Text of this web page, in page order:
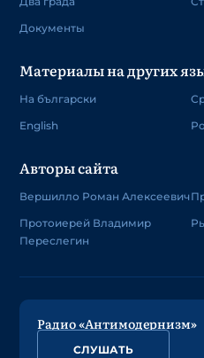
Документы
Материалы на других
На български
English
Авторы сайта
Вершилло Роман Алексеевич
Протоиерей Владимир
Переслегин
Радио «Антимодернизм»
СЛУШАТЬ